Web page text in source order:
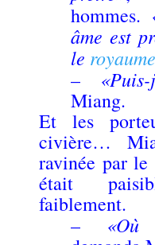
hommes.
âme est
le
–
Miang.
Et les
civière…
ravinée par le
était
faiblement.
– «Où